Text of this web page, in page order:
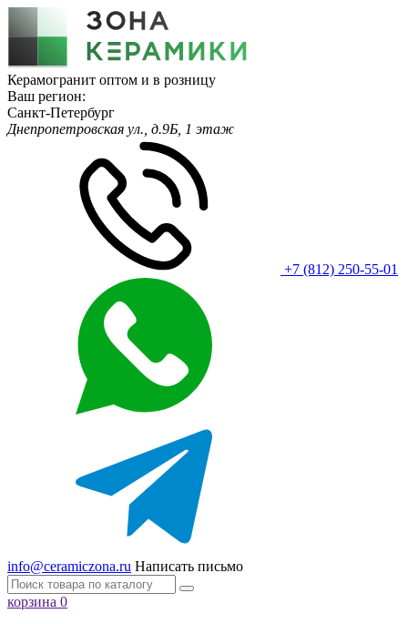
Керамогранит оптом и в розницу
Ваш регион:
Санкт-Петербург
Днепропетровская ул., д.9Б, 1 этаж
+7 (812) 250-55-01
info@ceramiczona.ru Написать письмо
корзина 0